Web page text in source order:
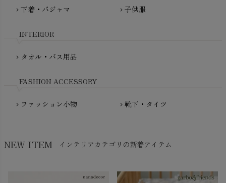
fromF（フロムエフ）
My Little Cozmo（マイリトルコズモ）
NewNative（ニューネイティブ）
chevron_right 下着・パジャマ chevron_right 子供服
INTERIOR
chevron_right タオル・バス用品
FASHION ACCESSORY
chevron_right ファッション小物 chevron_right 靴下・タイツ
NEW ITEM インテリアカテゴリの新着アイテム